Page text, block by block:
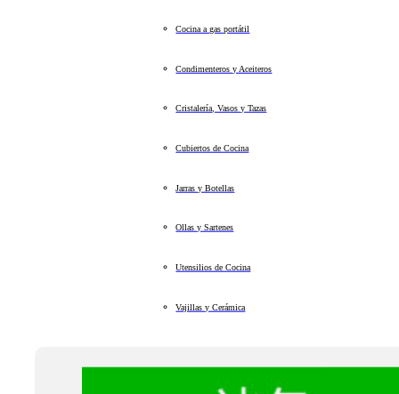
Cocina a gas portátil
Condimenteros y Aceiteros
Cristalería, Vasos y Tazas
Cubiertos de Cocina
Jarras y Botellas
Ollas y Sartenes
Utensilios de Cocina
Vajillas y Cerámica